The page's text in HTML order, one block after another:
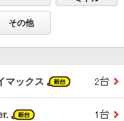
その他
マックス